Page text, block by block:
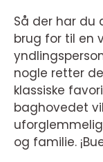
Så der har du
brug for til en
nogle retter
klassiske
baghovedet
og familie.